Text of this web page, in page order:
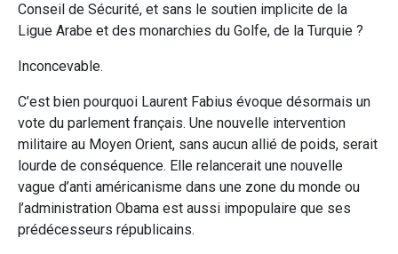
Conseil de Sécurité, et sans le soutien implicite de la
Ligue Arabe et des monarchies du Golfe, de la Turquie ?
Inconcevable.
C’est bien pourquoi Laurent Fabius évoque désormais un
vote du parlement français. Une nouvelle intervention
militaire au Moyen Orient, sans aucun allié de poids, serait
lourde de conséquence. Elle relancerait une nouvelle
vague d’anti américanisme dans une zone du monde ou
l’administration Obama est aussi impopulaire que ses
prédécesseurs républicains.